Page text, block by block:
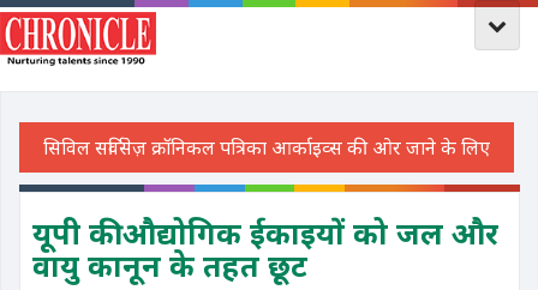
यूपी की औद्योगिक ईकाइयों को जल और
वायु कानून के तहत छूट